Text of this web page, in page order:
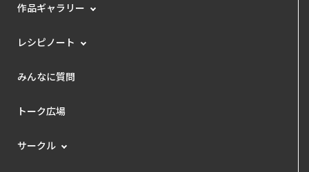
作品ギャラリー
レシピノート
みんなに質問
トーク広場
サークル